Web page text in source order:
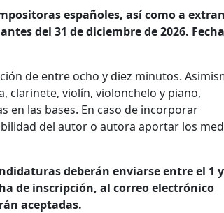
españoles, así como a
del 31 de diciembre de 2026. Fecha
de entre ocho y diez minutos.
clarinete, violín, violonchelo y piano,
en las bases. En caso de incorporar
del autor o autora aportar los
deberán enviarse entre el 1 y
de inscripción, al correo electrónico
aceptadas.